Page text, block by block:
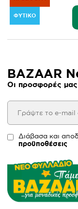
ΦΥΤΙΚΌ
BAZAAR
Οι προσφορές
Διάβασα και
προϋποθέσεις